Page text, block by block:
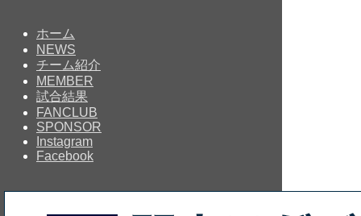
ホーム
NEWS
チーム紹介
MEMBER
試合結果
FANCLUB
SPONSOR
Instagram
Facebook